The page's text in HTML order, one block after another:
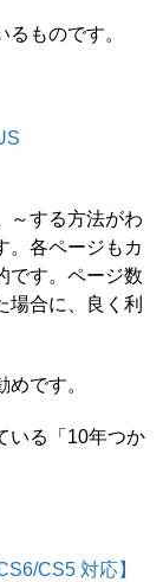
ものです。
～する方法がわ
。各ページもカ
です。ページ数
場合に、良く利
です。
いる「10年つか
CS5 対応】